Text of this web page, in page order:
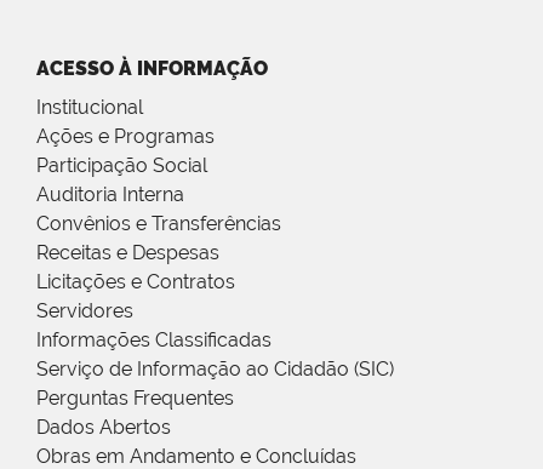
ACESSO À INFORMAÇÃO
Institucional
Ações e Programas
Participação Social
Auditoria Interna
Convênios e Transferências
Receitas e Despesas
Licitações e Contratos
Servidores
Informações Classificadas
Serviço de Informação ao Cidadão (SIC)
Perguntas Frequentes
Dados Abertos
Obras em Andamento e Concluídas